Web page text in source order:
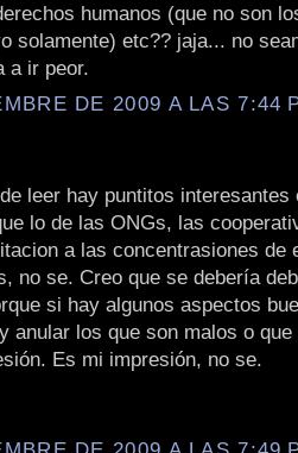
humanos (que no son
solamente) etc?? jaja... no
a ir peor.
DE 2009 A LAS 7:44
leer hay puntitos interesantes
lo de las ONGs, las
a las concentrasiones de
no se. Creo que se debería
si hay algunos aspectos
anular los que son malos o
Es mi impresión, no se.